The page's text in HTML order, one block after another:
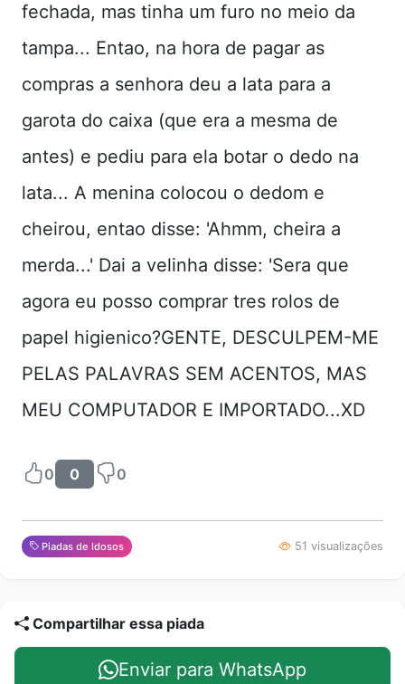
fechada, mas tinha um furo no meio da
tampa... Entao, na hora de pagar as
compras a senhora deu a lata para a
garota do caixa (que era a mesma de
antes) e pediu para ela botar o dedo na
lata... A menina colocou o dedom e
cheirou, entao disse: 'Ahmm, cheira a
merda...' Dai a velinha disse: 'Sera que
agora eu posso comprar tres rolos de
papel higienico?GENTE, DESCULPEM-ME
PELAS PALAVRAS SEM ACENTOS, MAS
MEU COMPUTADOR E IMPORTADO...XD
0 0 0
Piadas de Idosos 51 visualizações
Compartilhar essa piada
Enviar para WhatsApp